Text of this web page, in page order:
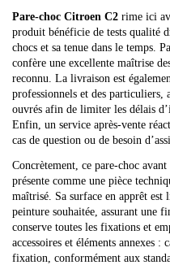
Pare-choc Citroen C2 rime ici
produit bénéficie de tests qualité
chocs et sa tenue dans le temps.
confère une excellente maîtrise
reconnu. La livraison est
professionnels et des particuliers,
ouvrés afin de limiter les délais
Enfin, un service après-vente
cas de question ou de besoin
Concrètement, ce pare-choc
présente comme une pièce
maîtrisé. Sa surface en apprêt est
peinture souhaitée, assurant une
conserve toutes les fixations et
accessoires et éléments annexes
fixation, conformément aux